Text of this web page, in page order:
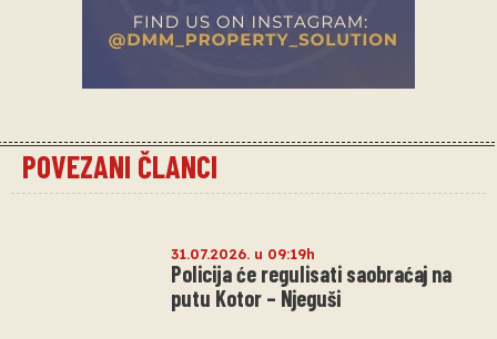
POVEZANI ČLANCI
31.07.2026. u 09:19h
Policija će regulisati saobraćaj na
putu Kotor – Njeguši